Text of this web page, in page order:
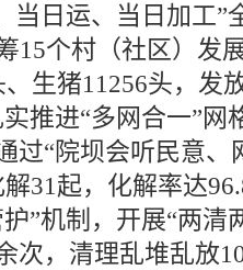
当日运、当日加工”
15个村（社区）发
生猪11256头，发
推进“多网合一”网
过“院坝会听民意、
31起，化解率达
”机制，开展“两清
次，清理乱堆乱放